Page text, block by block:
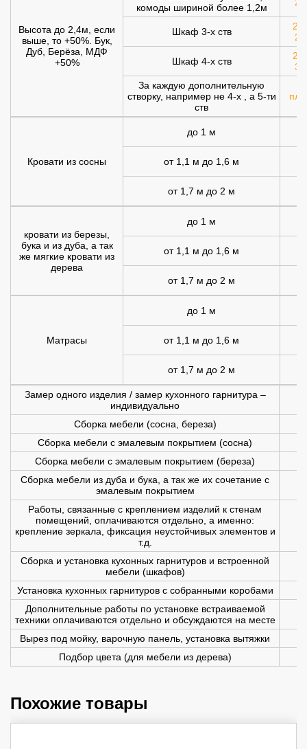
Высота до 2,4м, если
выше, то +50%. Бук,
Дуб, Берёза, МДФ
+50%
комоды шириной более 1,2м
Шкаф 3-х ств
Шкаф 4-х ств
За каждую дополнительную
створку, например не 4-х , а 5-ти
ств
Кровати из сосны
до 1 м
от 1,1 м до 1,6 м
от 1,7 м до 2 м
кровати из березы,
бука и из дуба, а так
же мягкие кровати из
дерева
до 1 м
от 1,1 м до 1,6 м
от 1,7 м до 2 м
Матрасы
до 1 м
от 1,1 м до 1,6 м
от 1,7 м до 2 м
Замер одного изделия / замер кухонного гарнитура –
индивидуально
Сборка мебели (сосна, береза)
Сборка мебели с эмалевым покрытием (сосна)
Сборка мебели с эмалевым покрытием (береза)
Сборка мебели из дуба и бука, а так же их сочетание с
эмалевым покрытием
Работы, связанные с креплением изделий к стенам
помещений, оплачиваются отдельно, а именно:
крепление зеркала, фиксация неустойчивых элементов и
т.д.
Сборка и установка кухонных гарнитуров и встроенной
мебели (шкафов)
Установка кухонных гарнитуров с собранными коробами
Дополнительные работы по установке встраиваемой
техники оплачиваются отдельно и обсуждаются на месте
Вырез под мойку, варочную панель, установка вытяжки
Подбор цвета (для мебели из дерева)
Похожие товары